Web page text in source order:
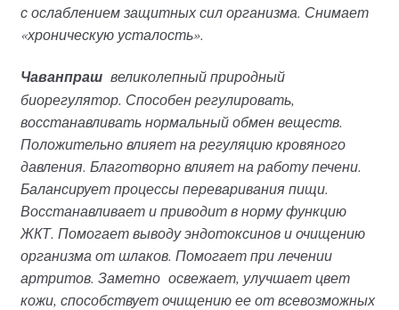
с ослаблением защитных сил организма. Снимает
«хроническую усталость».
Чаванпраш великолепный природный
биорегулятор. Способен регулировать,
восстанавливать нормальный обмен веществ.
Положительно влияет на регуляцию кровяного
давления. Благотворно влияет на работу печени.
Балансирует процессы переваривания пищи.
Восстанавливает и приводит в норму функцию
ЖКТ. Помогает выводу эндотоксинов и очищению
организма от шлаков. Помогает при лечении
артритов. Заметно освежает, улучшает цвет
кожи, способствует очищению ее от всевозможных